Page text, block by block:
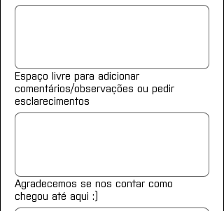
Espaço livre para adicionar
comentários/observações ou pedir
esclarecimentos
Agradecemos se nos contar como
chegou até aqui :)